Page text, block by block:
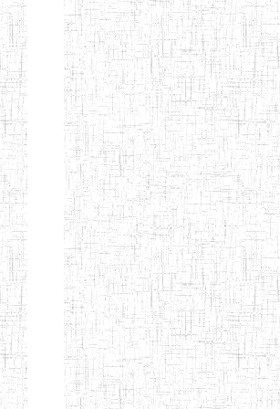
Etablissements
d'enseignement
secondaire
technique
et
professionnel
ESTP
Etablissements